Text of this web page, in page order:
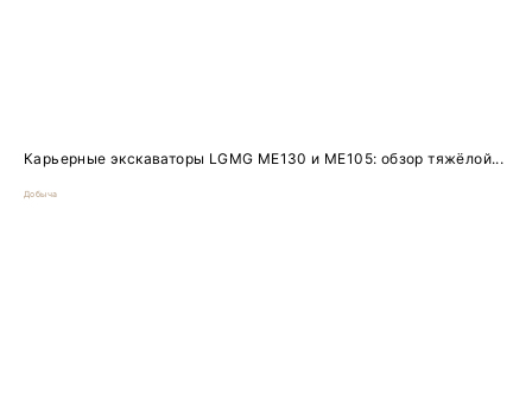
Карьерные экскаваторы LGMG ME130 и ME105: обзор тяжёлой...
Добыча